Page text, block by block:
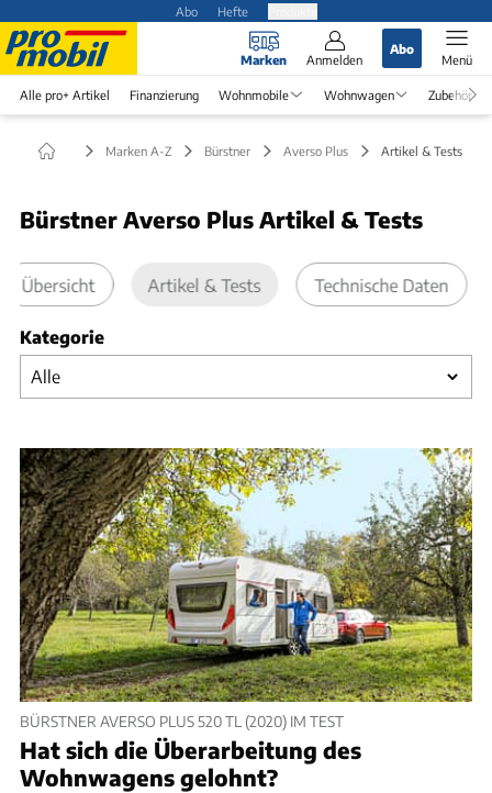
Abo Hefte
Marken Anmelden
Abo
Menü
Alle pro+ Artikel Finanzierung Wohnmobile Wohnwagen Zubehör
Marken A-Z Bürstner Averso Plus Artikel & Tests
Bürstner Averso Plus Artikel & Tests
Übersicht Artikel & Tests Technische Daten
Kategorie
BÜRSTNER AVERSO PLUS 520 TL (2020) IM TEST
Hat sich die Überarbeitung des
Wohnwagens gelohnt?